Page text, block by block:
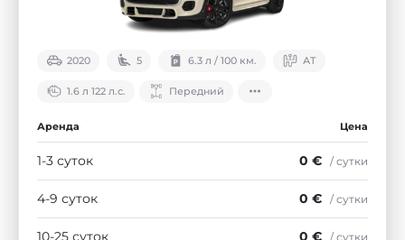
2020 5 6.3 л / 100 км. АТ
1.6 л 122 л.с. Передний
Аренда Цена
1-3 суток 0 € / сутки
4-9 суток 0 € / сутки
10-25 суток 0 € / сутки